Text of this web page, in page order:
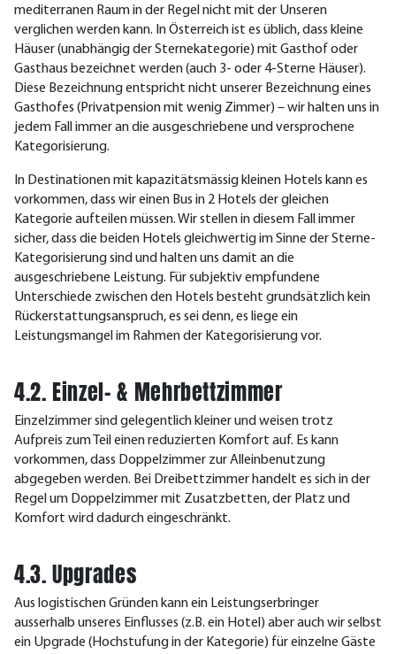
mediterranen Raum in der Regel nicht mit der Unseren
verglichen werden kann. In Österreich ist es üblich, dass kleine
Häuser (unabhängig der Sternekategorie) mit Gasthof oder
Gasthaus bezeichnet werden (auch 3- oder 4-Sterne Häuser).
Diese Bezeichnung entspricht nicht unserer Bezeichnung eines
Gasthofes (Privatpension mit wenig Zimmer) – wir halten uns in
jedem Fall immer an die ausgeschriebene und versprochene
Kategorisierung.
In Destinationen mit kapazitätsmässig kleinen Hotels kann es
vorkommen, dass wir einen Bus in 2 Hotels der gleichen
Kategorie aufteilen müssen. Wir stellen in diesem Fall immer
sicher, dass die beiden Hotels gleichwertig im Sinne der Sterne-
Kategorisierung sind und halten uns damit an die
ausgeschriebene Leistung. Für subjektiv empfundene
Unterschiede zwischen den Hotels besteht grundsätzlich kein
Rückerstattungsanspruch, es sei denn, es liege ein
Leistungsmangel im Rahmen der Kategorisierung vor.
4.2. Einzel- & Mehrbettzimmer
Einzelzimmer sind gelegentlich kleiner und weisen trotz
Aufpreis zum Teil einen reduzierten Komfort auf. Es kann
vorkommen, dass Doppelzimmer zur Alleinbenutzung
abgegeben werden. Bei Dreibettzimmer handelt es sich in der
Regel um Doppelzimmer mit Zusatzbetten, der Platz und
Komfort wird dadurch eingeschränkt.
4.3. Upgrades
Aus logistischen Gründen kann ein Leistungserbringer
ausserhalb unseres Einflusses (z.B. ein Hotel) aber auch wir selbst
ein Upgrade (Hochstufung in der Kategorie) für einzelne Gäste